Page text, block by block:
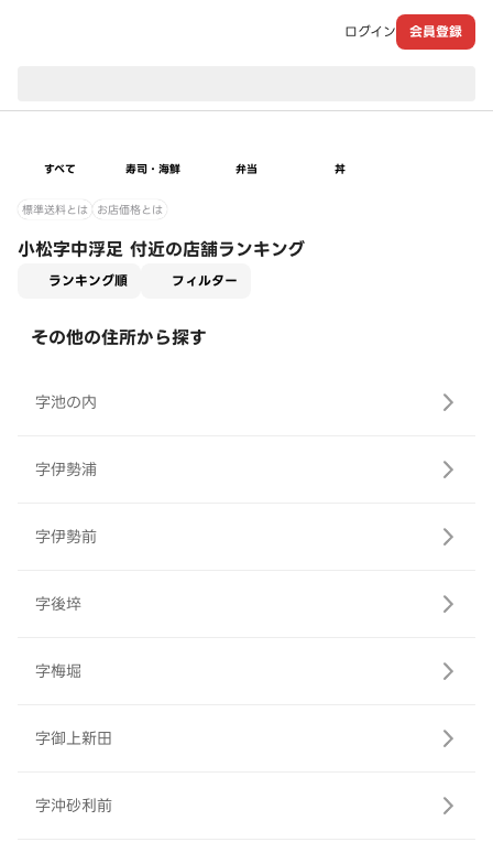
ログイン 会員登録
すべて 寿司・海鮮 弁当 丼
標準送料とは お店価格とは
小松字中浮足 付近の店舗ランキング
ランキング順 フィルター
その他の住所から探す
字池の内
字伊勢浦
字伊勢前
字後埣
字梅堀
字御上新田
字沖砂利前